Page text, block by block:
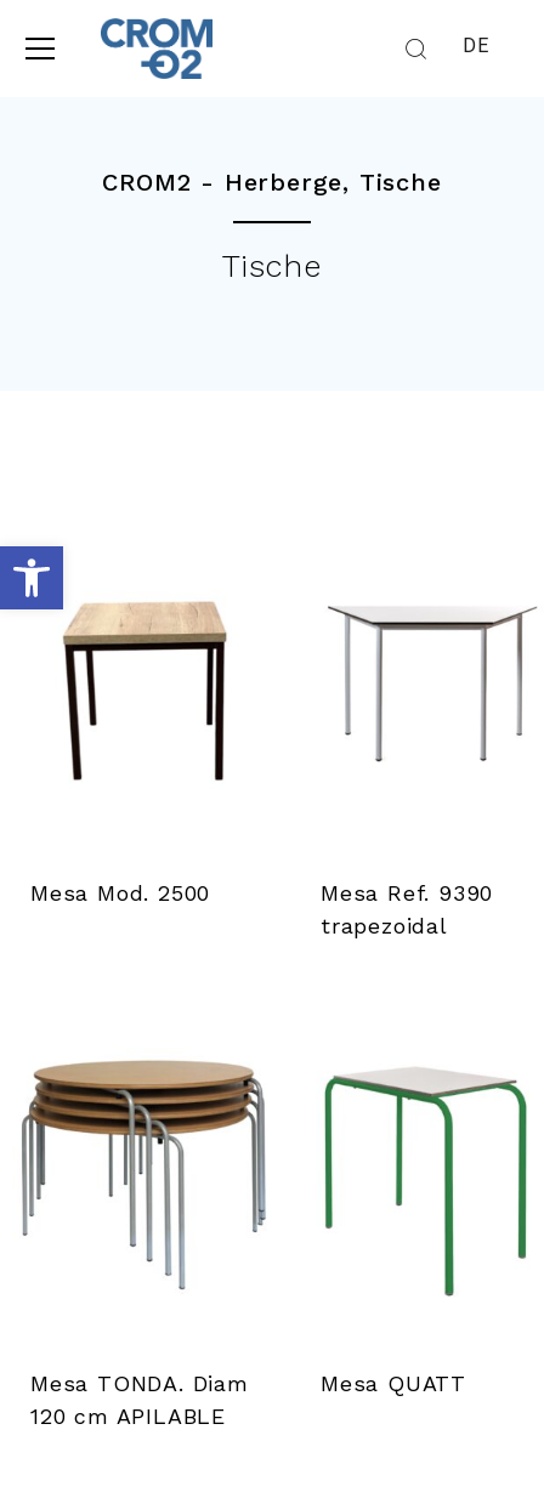
S
s
t
e
DE
CROM2 - Herberge, Tische
Tische
Mesa Mod. 2500
Mesa Ref. 9390
trapezoidal
Mesa TONDA. Diam
120 cm APILABLE
Mesa QUATT